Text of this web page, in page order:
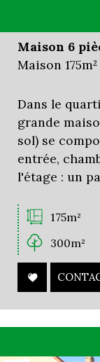
Maison 6
Maison
Dans le
grande
sol) se
entrée,
l'étage : un
175m²
300m²